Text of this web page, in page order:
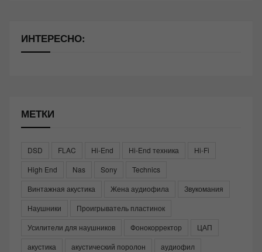
ИНТЕРЕСНО:
МЕТКИ
DSD FLAC Hi-End Hi-End техника
Hi-Fi
High End
Nas Sony
Technics
Винтажная акустика
Жена аудиофила
Звукомания
Наушники
Проигрыватель пластинок
Усилители для наушников
Фонокорректор
ЦАП
акустика
акустический поролон
аудиофил